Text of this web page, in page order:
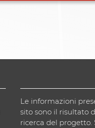
Le informazioni
sito sono il risultato
ricerca del progetto.